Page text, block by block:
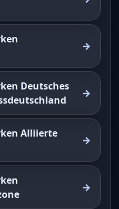
Deutsches
Alliierte